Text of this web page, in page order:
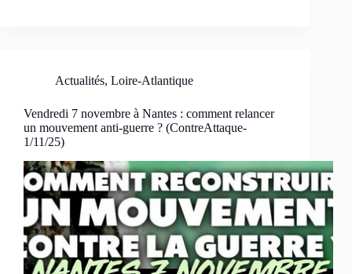
Actualités, Loire-Atlantique
Vendredi 7 novembre à Nantes : comment relancer
un mouvement anti-guerre ? (ContreAttaque-
1/11/25)